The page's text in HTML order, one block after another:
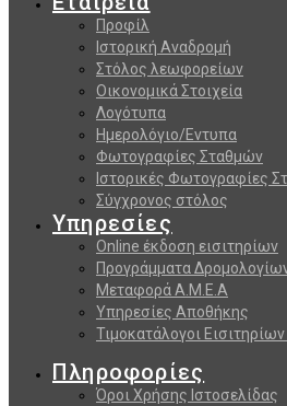
Προφίλ
Ιστορική Αναδρομή
Στόλος λεωφορείων
Οικονομικά Στοιχεία
Λογότυπα
Ημερολόγιο/Εντυπα
Φωτογραφίες Σταθμών
Ιστορικές Φωτογραφίες
Σύγχρονος στόλος
Υπηρεσίες
Online έκδοση εισιτηρίων
Προγράμματα
Μεταφορά Α.Μ.Ε.Α
Υπηρεσίες Αποθήκης
Τιμοκατάλογοι
Πληροφορίες
Όροι Χρήσης Ιστοσελίδας